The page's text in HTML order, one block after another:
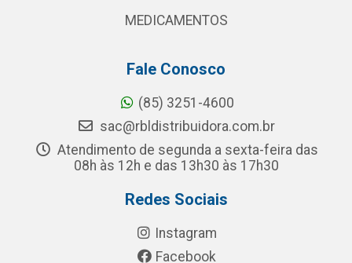
MEDICAMENTOS
Fale Conosco
(85) 3251-4600
sac@rbldistribuidora.com.br
Atendimento de segunda a sexta-feira das
08h às 12h e das 13h30 às 17h30
Redes Sociais
Instagram
Facebook